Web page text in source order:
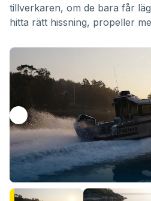
tillverkaren, om de bara får
hitta rätt hissning, propeller